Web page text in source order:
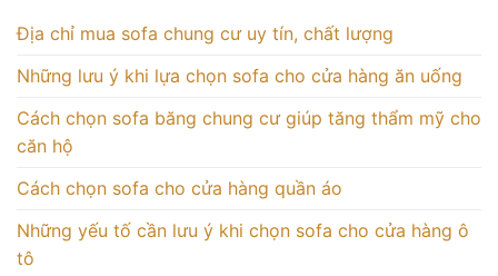
Địa chỉ mua sofa chung cư uy tín, chất lượng
Những lưu ý khi lựa chọn sofa cho cửa hàng ăn uống
Cách chọn sofa băng chung cư giúp tăng thẩm mỹ cho
căn hộ
Cách chọn sofa cho cửa hàng quần áo
Những yếu tố cần lưu ý khi chọn sofa cho cửa hàng ô
tô